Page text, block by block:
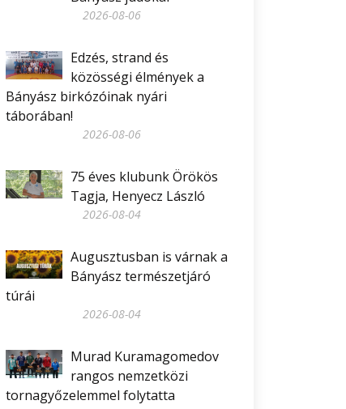
2026-08-06
Edzés, strand és
közösségi élmények a
Bányász birkózóinak nyári
táborában!
2026-08-06
75 éves klubunk Örökös
Tagja, Henyecz László
2026-08-04
Augusztusban is várnak a
Bányász természetjáró
túrái
2026-08-04
Murad Kuramagomedov
rangos nemzetközi
tornagyőzelemmel folytatta